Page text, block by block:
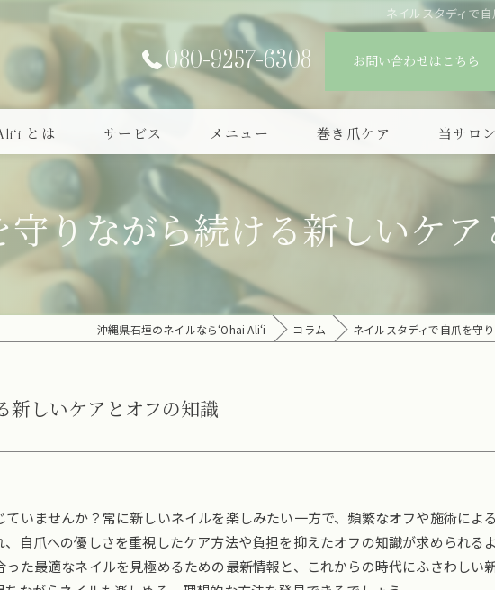
ネイルスタディで
080-9257-6308 お問い合わせはこちら
とは サービス メニュー 巻き爪ケア 当サロ
持ち込み
シンプル
りながら続ける新しいケ
沖縄県石垣のネイルなら‘Ohai Ali‘i コラム ネイルスタディで自爪を守
新しいケアとオフの知識
いませんか？常に新しいネイルを楽しみたい一方で、頻繁なオフや施術によ
自爪への優しさを重視したケア方法や負担を抑えたオフの知識が求められる
た最適なネイルを見極めるための最新情報と、これからの時代にふさわしい